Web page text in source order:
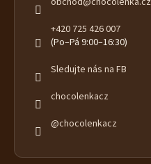
+420 725 426 007
(Po–Pá 9:00–16:30)
Sledujte nás na FB
chocolenkacz
@chocolenkacz